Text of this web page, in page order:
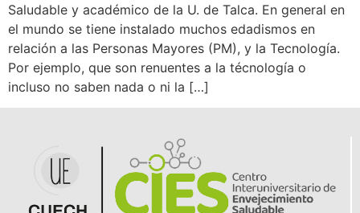
Saludable y académico de la U. de Talca. En general en
el mundo se tiene instalado muchos edadismos en
relación a las Personas Mayores (PM), y la Tecnología.
Por ejemplo, que son renuentes a la técnología o
incluso no saben nada o ni la […]